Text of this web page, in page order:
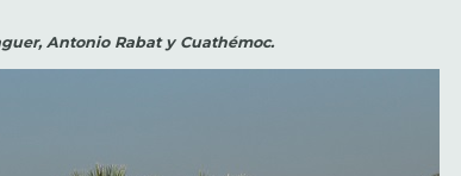
Antonio Rabat y Cuathémoc.